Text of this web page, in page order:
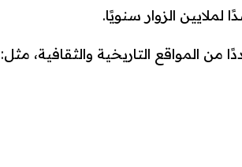
لملايين الزوار سنويًا.
من المواقع التاريخية والثقافية، مثل: